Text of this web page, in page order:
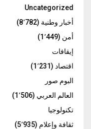
Uncategorized
أخبار وطنية (8٬782)
أمن (1٬449)
إيقافات
اقتصاد (1٬231)
البوم صور
العالم العربي (1٬506)
تكنولوجيا
ثقافة وإعلام (5٬935)